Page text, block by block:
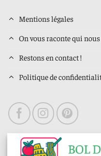
Mentions légales
On vous raconte qui
Restons en contact !
Politique de